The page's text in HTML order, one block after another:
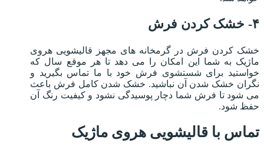
۴- خشک کردن فرش
خشک کردن فرش در گرمخانه های مجهز قالیشویی هروی
ماژیک به شما این امکان را می دهد تا هر موقع سال که
خواستید برای شستشوی فرش خود با ما تماس بگیرید و
نگران خشک شدن آن نباشید. خشک شدن کامل فرش باعث
می شود تا فرش شما دچار پوسیدگی نشود و کیفیت رنگ آن
حفظ شود.
تماس با قالیشویی هروی ماژیک